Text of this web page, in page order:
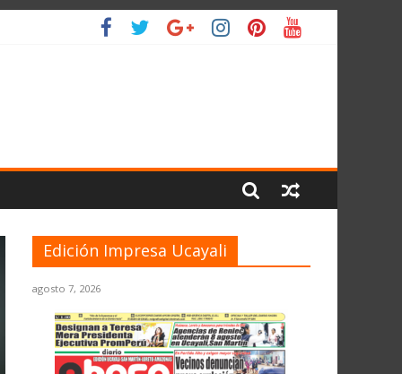
Edición Impresa Ucayali
agosto 7, 2026